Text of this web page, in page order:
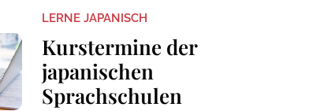
LERNE JAPANISCH
Kurstermine der
japanischen
Sprachschulen